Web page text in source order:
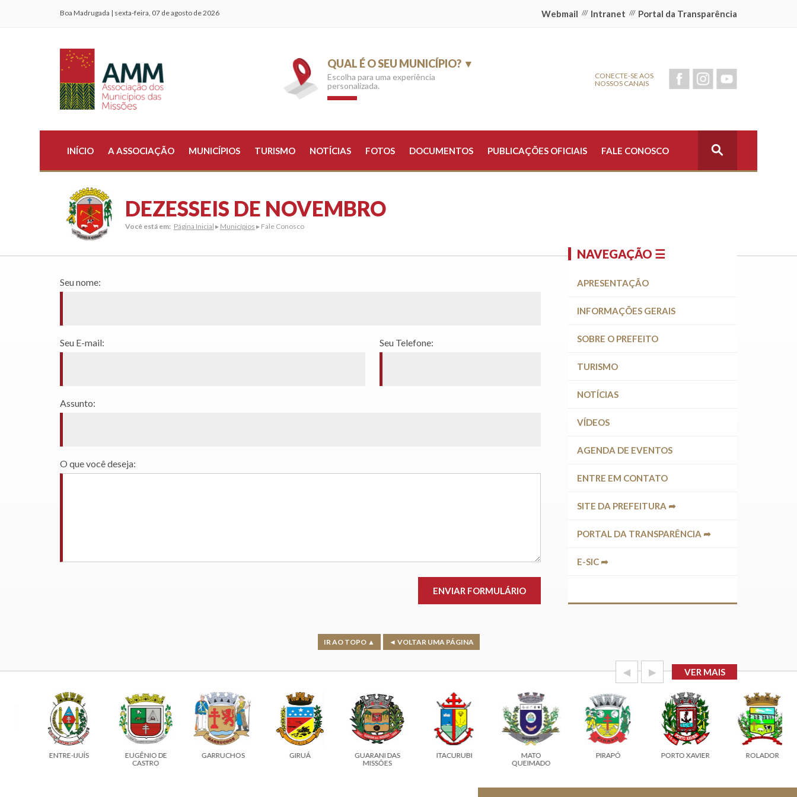
Boa Madrugada | sexta-feira, 07 de agosto de 2026 Webmail /// Intranet /// Portal da Transparência
QUAL É O SEU MUNICÍPIO? ▼
Escolha para uma experiência
personalizada.
CONECTE-SE AOS
NOSSOS CANAIS
INÍCIO A ASSOCIAÇÃO MUNICÍPIOS TURISMO NOTÍCIAS FOTOS DOCUMENTOS PUBLICAÇÕES OFICIAIS FALE CONOSCO
DEZESSEIS DE NOVEMBRO
Você está em: Página Inicial ▸ Municípios ▸ Fale Conosco
Seu nome:
Seu E-mail: Seu Telefone:
Assunto:
O que você deseja:
NAVEGAÇÃO ☰
APRESENTAÇÃO
INFORMAÇÕES GERAIS
SOBRE O PREFEITO
TURISMO
NOTÍCIAS
VÍDEOS
AGENDA DE EVENTOS
ENTRE EM CONTATO
SITE DA PREFEITURA ➦
PORTAL DA TRANSPARÊNCIA ➦
E-SIC ➦
IR AO TOPO ▲ ◄ VOLTAR UMA PÁGINA
◀ ▶ VER MAIS
ENTRE-IJUÍS
EUGÊNIO DE
CASTRO
GARRUCHOS GIRUÁ
GUARANI DAS
MISSÕES
ITACURUBI
MATO
QUEIMADO
PIRAPÓ PORTO XAVIER ROLADOR